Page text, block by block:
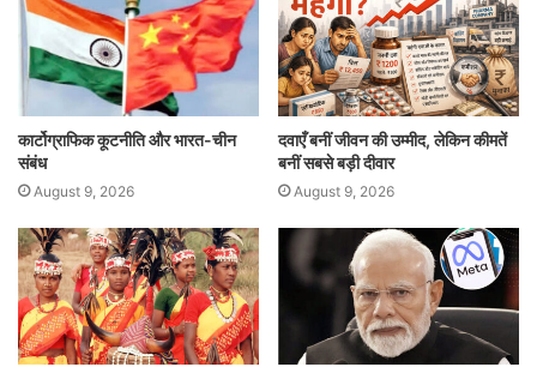
कार्टोग्राफिक कूटनीति और भारत-चीन
संबंध
August 9, 2026
दवाएँ बनीं जीवन की उम्मीद, लेकिन कीमतें
बनीं सबसे बड़ी दीवार
August 9, 2026